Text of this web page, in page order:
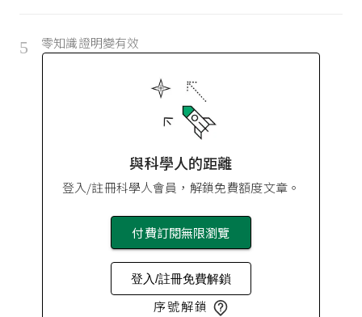
5 零知識證明變有效
與科學人的距離
登入/註冊科學人會員，解鎖免費額度文章。
付費訂閱無限瀏覽
登入/註冊免費解鎖
序號解鎖